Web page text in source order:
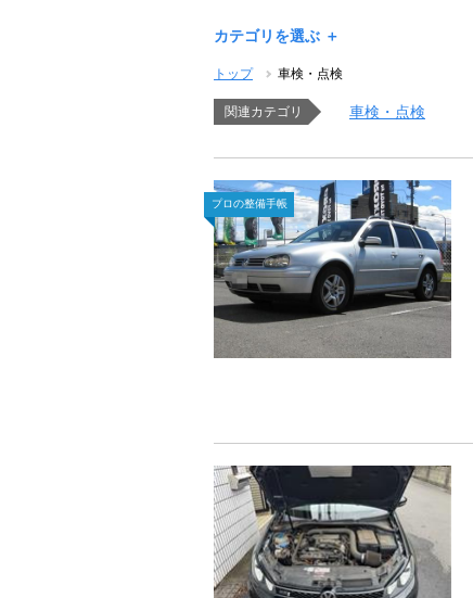
カテゴリを選ぶ ＋
トップ 車検・点検
関連カテゴリ 車検・点検
プロの整備手帳